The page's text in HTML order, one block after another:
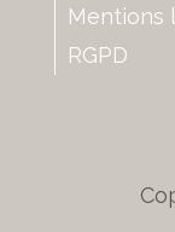
Mentions
RGPD